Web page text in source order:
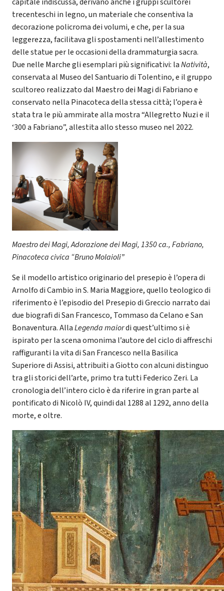
trecenteschi in legno, un materiale che consentiva la
decorazione policroma dei volumi, e che, per la sua
leggerezza, facilitava gli spostamenti nell’allestimento
delle statue per le occasioni della drammaturgia sacra.
Due nelle Marche gli esemplari più significativi: laNatività,
conservata al Museo del Santuario di Tolentino, e il gruppo
scultoreo realizzato dal Maestro dei Magi di Fabriano e
conservato nella Pinacoteca della stessa città; l’opera è
stata tra le più ammirate alla mostra “Allegretto Nuzi e il
‘300 a Fabriano”, allestita allo stesso museo nel 2022.
Maestro dei Magi, Adorazione dei Magi, 1350 ca., Fabriano,
Pinacoteca civica “Bruno Molaioli”
Se il modello artistico originario del presepio è l’opera di
Arnolfo di Cambio in S. Maria Maggiore, quello teologico di
riferimento è l’episodio del Presepio di Greccio narrato dai
due biografi di San Francesco, Tommaso da Celano e San
Bonaventura. AllaLegenda maiordi quest’ultimo si è
ispirato per la scena omonima l’autore del ciclo di affreschi
raffiguranti la vita di San Francesco nella Basilica
Superiore di Assisi, attribuiti a Giotto con alcuni distinguo
tra gli storici dell’arte, primo tra tutti Federico Zeri. La
cronologia dell’intero ciclo è da riferire in gran parte al
pontificato di Nicolò IV, quindi dal 1288 al 1292, anno della
morte, e oltre.